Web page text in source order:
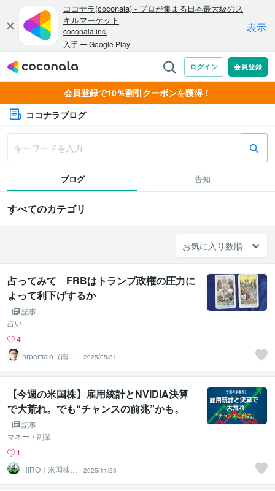
会員登録で10％割引クーポンを獲得！
ココナラブログ
ブログ 告知
すべてのカテゴリ
占ってみて FRBはトランプ政権の圧力に
よって利下げするか
記事
占い
4
hrperficio（南仙
台の父）
2025/05/31
【今週の米国株】雇用統計とNVIDIA決算
で大荒れ。でも“チャンスの前兆”かも。
記事
マネー・副業
1
HIRO｜米国株×
兼業トレーダー
2025/11/23